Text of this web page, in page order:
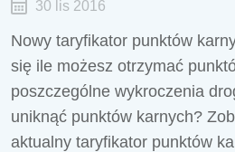
30 lis 2016
Nowy taryfikator punktów
się ile możesz otrzymać
poszczególne wykroczenia
uniknąć punktów karnych?
aktualny taryfikator punktów